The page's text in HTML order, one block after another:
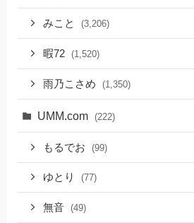
みこと (3,206)
暇72 (1,520)
雨乃こさめ (1,350)
UMM.com (222)
もるでお (99)
ゆとり (77)
無音 (49)